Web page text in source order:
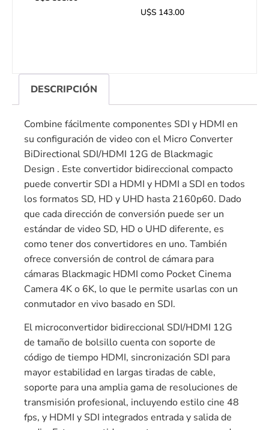
U$S 143.00
DESCRIPCIÓN
Combine fácilmente componentes SDI y HDMI en
su configuración de video con el Micro Converter
BiDirectional SDI/HDMI 12G de Blackmagic
Design . Este convertidor bidireccional compacto
puede convertir SDI a HDMI y HDMI a SDI en todos
los formatos SD, HD y UHD hasta 2160p60. Dado
que cada dirección de conversión puede ser un
estándar de video SD, HD o UHD diferente, es
como tener dos convertidores en uno. También
ofrece conversión de control de cámara para
cámaras Blackmagic HDMI como Pocket Cinema
Camera 4K o 6K, lo que le permite usarlas con un
conmutador en vivo basado en SDI.
El microconvertidor bidireccional SDI/HDMI 12G
de tamaño de bolsillo cuenta con soporte de
código de tiempo HDMI, sincronización SDI para
mayor estabilidad en largas tiradas de cable,
soporte para una amplia gama de resoluciones de
transmisión profesional, incluyendo estilo cine 48
fps, y HDMI y SDI integrados entrada y salida de